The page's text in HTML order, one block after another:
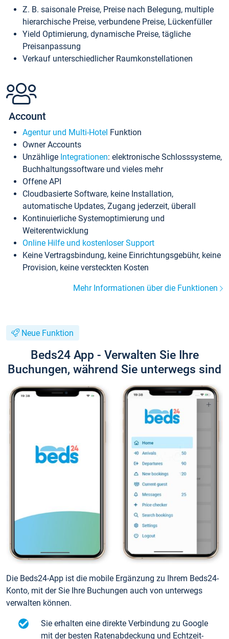
Z. B. saisonale Preise, Preise nach Belegung, multiple
hierarchische Preise, verbundene Preise, Lückenfüller
Yield Optimierung, dynamische Preise, tägliche
Preisanpassung
Verkauf unterschiedlicher Raumkonstellationen
Account
Agentur und Multi-Hotel Funktion
Owner Accounts
Unzählige Integrationen: elektronische Schlosssysteme,
Buchhaltungssoftware und vieles mehr
Offene API
Cloudbasierte Software, keine Installation,
automatische Updates, Zugang jederzeit, überall
Kontinuierliche Systemoptimierung und
Weiterentwicklung
Online Hilfe und kostenloser Support
Keine Vertragsbindung, keine Einrichtungsgebühr, keine
Provision, keine versteckten Kosten
Mehr Informationen über die Funktionen
Neue Funktion
Beds24 App - Verwalten Sie Ihre
Buchungen, während Sie unterwegs sind
Die Beds24-App ist die mobile Ergänzung zu Ihrem Beds24-
Konto, mit der Sie Ihre Buchungen auch von unterwegs
verwalten können.
Sie erhalten eine direkte Verbindung zu Google
mit der besten Ratenabdeckung und Echtzeit-